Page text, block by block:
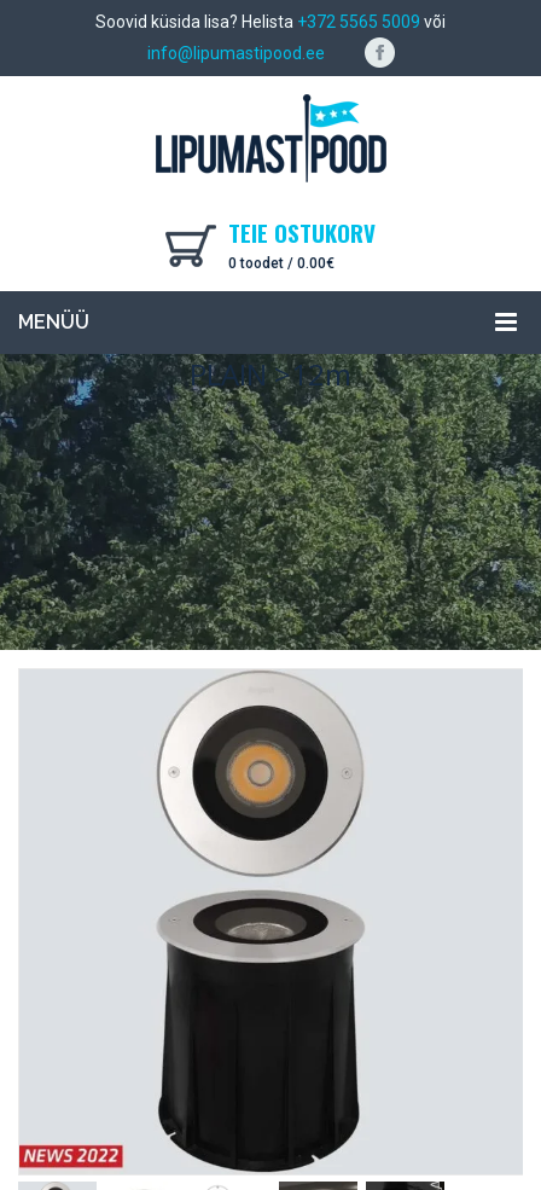
Soovid küsida lisa? Helista +372 5565 5009 või
info@lipumastipood.ee
TEIE OSTUKORV
0 toodet / 0.00€
MENÜÜ
PLAIN >12m